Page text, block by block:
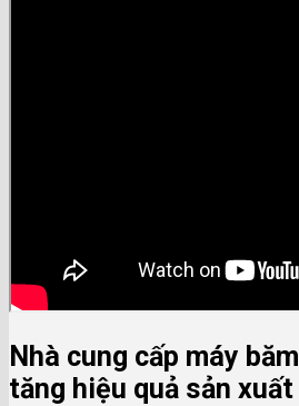
Nhà cung cấp máy
tăng hiệu quả sản xuất